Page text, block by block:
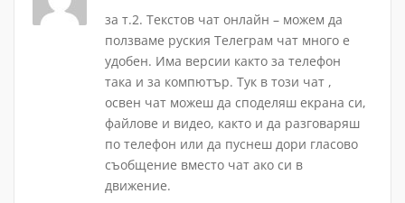
за т.2. Текстов чат онлайн – можем да
ползваме руския Телеграм чат много е
удобен. Има версии както за телефон
така и за компютър. Тук в този чат ,
освен чат можеш да споделяш екрана си,
файлове и видео, както и да разговаряш
по телефон или да пуснеш дори гласово
съобщение вместо чат ако си в
движение.